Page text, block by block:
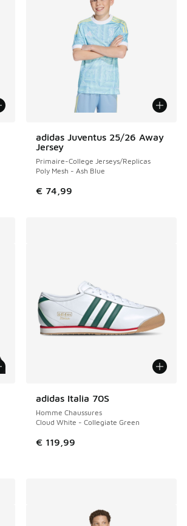
adidas Juventus 25/26 Away
Jersey
Primaire-College Jerseys/Replicas
Poly Mesh - Ash Blue
€ 74,99
adidas Italia 70S
Homme Chaussures
Cloud White - Collegiate Green
€ 119,99